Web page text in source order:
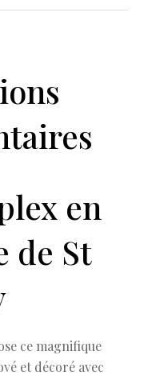
en
de St
ce magnifique
et décoré avec